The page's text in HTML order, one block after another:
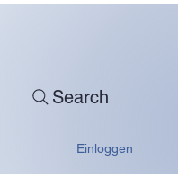
Search
Einloggen